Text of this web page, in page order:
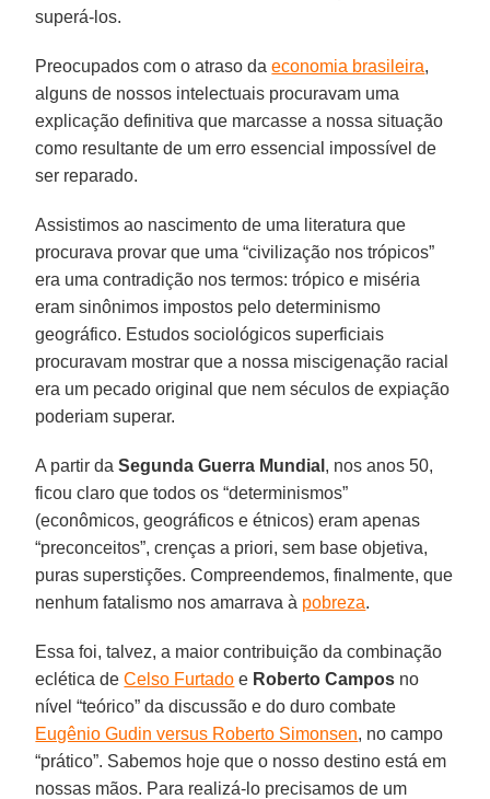
superá-los.
Preocupados com o atraso daeconomia brasileira,
alguns de nossos intelectuais procuravam uma
explicação definitiva que marcasse a nossa situação
como resultante de um erro essencial impossível de
ser reparado.
Assistimos ao nascimento de uma literatura que
procurava provar que uma “civilização nos trópicos”
era uma contradição nos termos: trópico e miséria
eram sinônimos impostos pelo determinismo
geográfico. Estudos sociológicos superficiais
procuravam mostrar que a nossa miscigenação racial
era um pecado original que nem séculos de expiação
poderiam superar.
A partir daSegunda Guerra Mundial , nos anos 50,
ficou claro que todos os “determinismos”
(econômicos, geográficos e étnicos) eram apenas
“preconceitos”, crenças a priori, sem base objetiva,
puras superstições. Compreendemos, finalmente, que
nenhum fatalismo nos amarrava à pobreza.
Essa foi, talvez, a maior contribuição da combinação
eclética deCelso Furtado e Roberto Campos no
nível “teórico” da discussão e do duro combate
Eugênio Gudin versus Roberto Simonsen, no campo
“prático”. Sabemos hoje que o nosso destino está em
nossas mãos. Para realizá-lo precisamos de um